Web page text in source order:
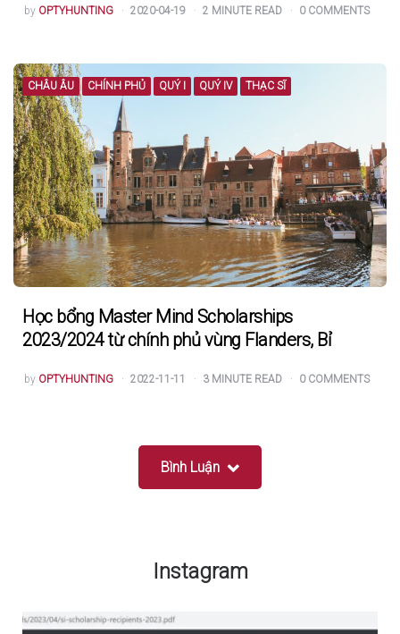
POSTED
BY
by OPTYHUNTING 2020-04-19 2 MINUTE READ 0 COMMENTS
CHÂU ÂU CHÍNH PHỦ QUÝ I QUÝ IV THẠC SĨ
Học bổng Master Mind Scholarships
2023/2024 từ chính phủ vùng Flanders, Bỉ
POSTED
BY
by OPTYHUNTING 2022-11-11 3MINUTE READ 0 COMMENTS
Bình Luận
Instagram